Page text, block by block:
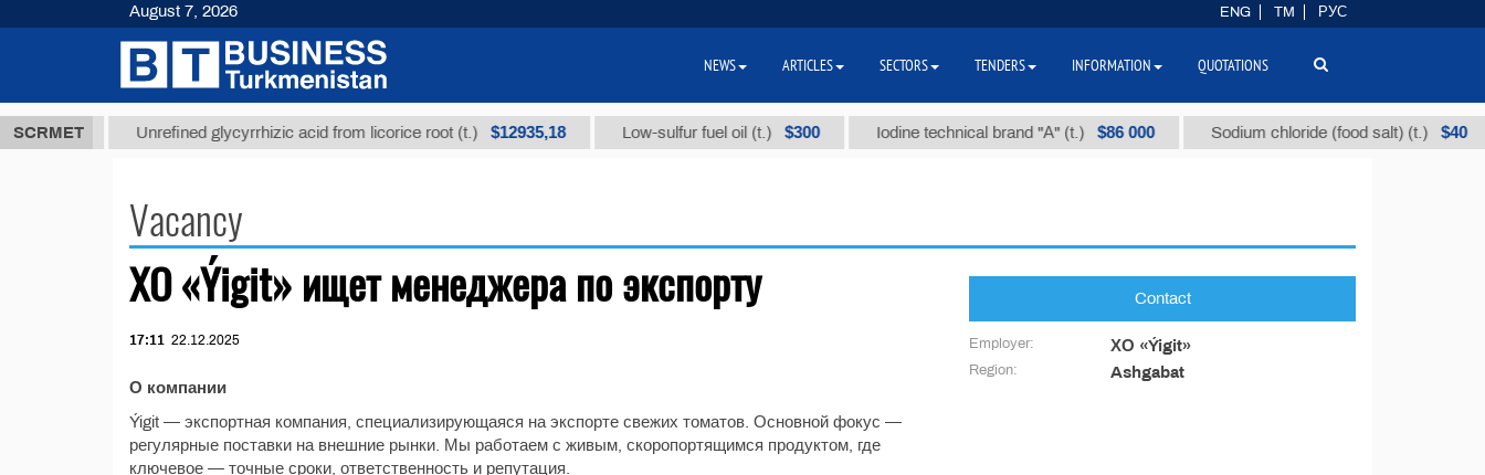
SCRMET
ТМТ Unrefined glycyrrhizic acid from licorice root (t.) $12935,18 Low-sulfur fuel oil (t.) $300 Iodine technical brand "А" (t.) $86 000 Sodium chloride (food salt) (t.) $40
Vacancy
ХО «Ýigit» ищет менеджера по экспорту
17:11 22.12.2025
О компании
Ýigit — экспортная компания, специализирующаяся на экспорте свежих томатов. Основной фокус —
регулярные поставки на внешние рынки. Мы работаем с живым, скоропортящимся продуктом, где
ключевое — точные сроки, ответственность и репутация.
Contact
Employer: ХО «Ýigit»
Region: Ashgabat
August 7, 2026 ENG TM РУС
NEWS ARTICLES SECTORS TENDERS INFORMATION QUOTATIONS